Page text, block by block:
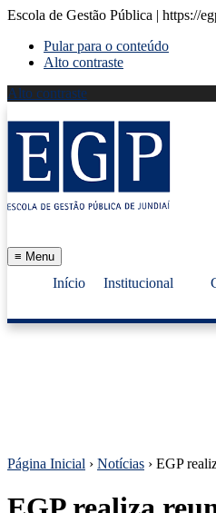
Escola de Gestão Pública | https://
Pular para o conteúdo
Alto contraste
Alto contraste
≡ Menu
Início Institucional
Página Inicial › Notícias › EGP